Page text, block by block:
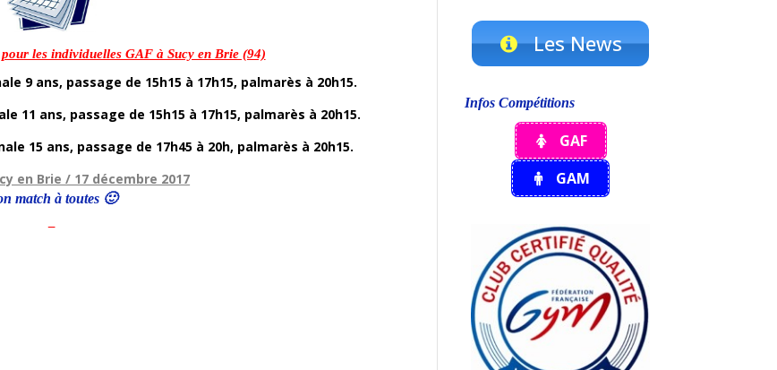
les individuelles GAF à Sucy en Brie (94)
9 ans, passage de 15h15 à 17h15, palmarès à 20h15.
11 ans, passage de 15h15 à 17h15, palmarès à 20h15.
15 ans, passage de 17h45 à 20h, palmarès à 20h15.
en Brie / 17 décembre 2017
match à toutes 🙂
–
Les News
Infos Compétitions
GAF
GAM